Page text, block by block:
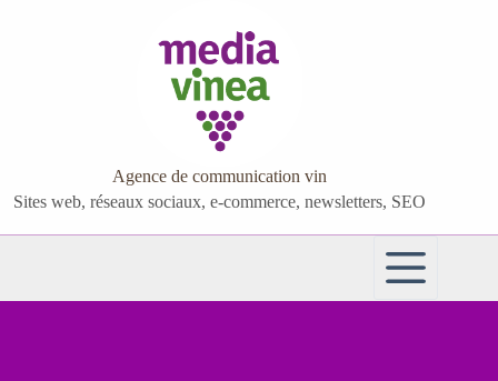
Agence de communication vin
Sites web, réseaux sociaux, e-commerce, newsletters, SEO